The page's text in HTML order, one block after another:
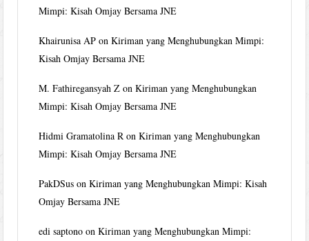
Mimpi: Kisah Omjay Bersama JNE
Khairunisa AP onKiriman yang Menghubungkan Mimpi:
Kisah Omjay Bersama JNE
M. Fathiregansyah Z onKiriman yang Menghubungkan
Mimpi: Kisah Omjay Bersama JNE
Hidmi Gramatolina R onKiriman yang Menghubungkan
Mimpi: Kisah Omjay Bersama JNE
PakDSus onKiriman yang Menghubungkan Mimpi: Kisah
Omjay Bersama JNE
edi saptono onKiriman yang Menghubungkan Mimpi: